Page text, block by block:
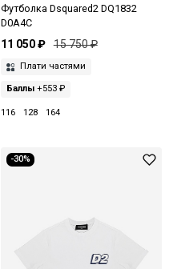
Футболка Dsquared2 DQ1832
D0A4C
11 050 ₽ 15 750 ₽
Плати частями
Баллы+553 ₽
116 128 164
-30%